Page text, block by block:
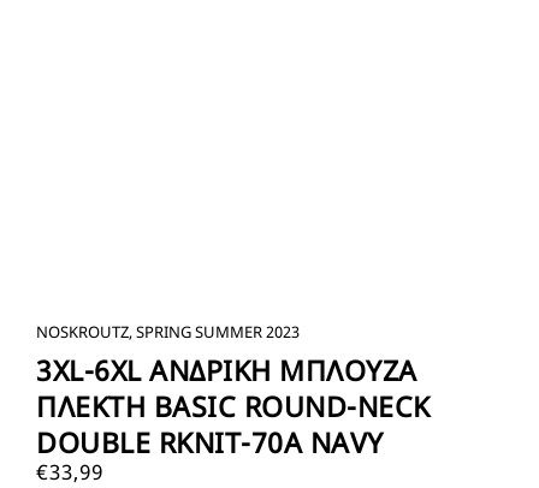
NOSKROUTZ, SPRING SUMMER 2023
3XL-6XL ΑΝΔΡΙΚΗ ΜΠΛΟΥΖΑ
ΠΛΕΚΤΗ BASIC ROUND-NECK
DOUBLE RKNIT-70A NAVY
€33,99